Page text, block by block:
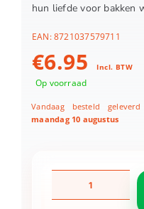
hun liefde voor bakken
EAN:8721037579711
€6.95 Incl. BTW
Op voorraad
Vandaag besteld
maandag 10 augustus
Kinderbakset
3dlg